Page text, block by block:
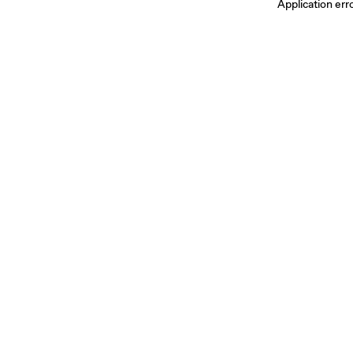
Application